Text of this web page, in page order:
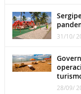
31/10/
28/09/